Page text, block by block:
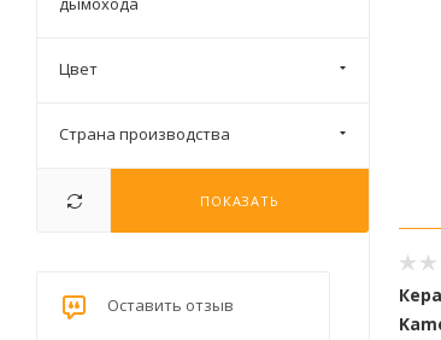
Цвет
Страна производства
ПОКАЗАТЬ
Оставить отзыв